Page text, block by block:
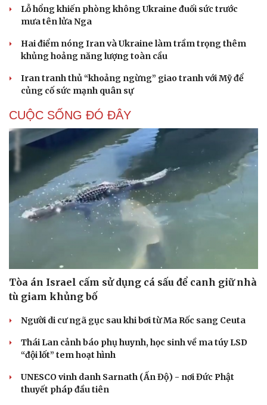
Du lịch
Tư vấn
Podcast
Lỗ hổng khiến phòng không Ukraine đuối sức trước
mưa tên lửa Nga
Hai điểm nóng Iran và Ukraine làm trầm trọng thêm
khủng hoảng năng lượng toàn cầu
Iran tranh thủ “khoảng ngừng” giao tranh với Mỹ để
củng cố sức mạnh quân sự
CUỘC SỐNG ĐÓ ĐÂY
Tòa án Israel cấm sử dụng cá sấu để canh giữ nhà
tù giam khủng bố
Người di cư ngã gục sau khi bơi từ Ma Rốc sang Ceuta
Thái Lan cảnh báo phụ huynh, học sinh về ma túy LSD
“đội lốt” tem hoạt hình
UNESCO vinh danh Sarnath (Ấn Độ) - nơi Đức Phật
thuyết pháp đầu tiên